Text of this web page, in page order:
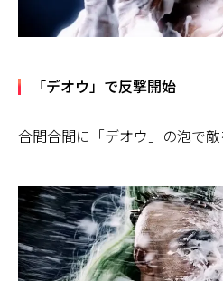
「デオウ」で反撃開始
合間合間に「デオウ」の泡で敵